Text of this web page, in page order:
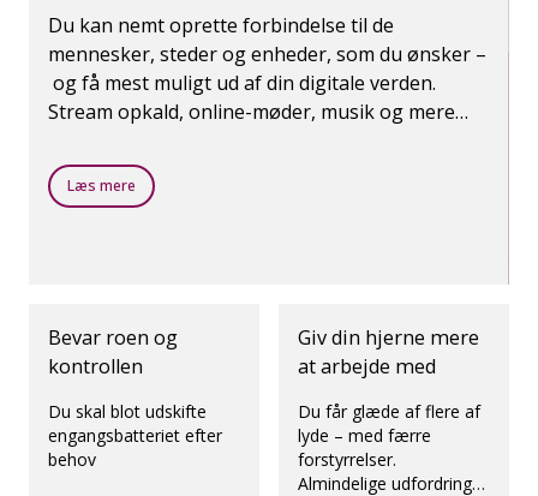
Du kan nemt oprette forbindelse til de
mennesker, steder og enheder, som du ønsker –
og få mest muligt ud af din digitale verden.
Stream opkald, online-møder, musik og mere
Læs mere
Bevar roen og
kontrollen
Du skal blot udskifte
engangsbatteriet efter
behov
Giv din hjerne mere
at arbejde med
Du får glæde af flere af
lyde – med færre
forstyrrelser.
Almindelige udfordringer